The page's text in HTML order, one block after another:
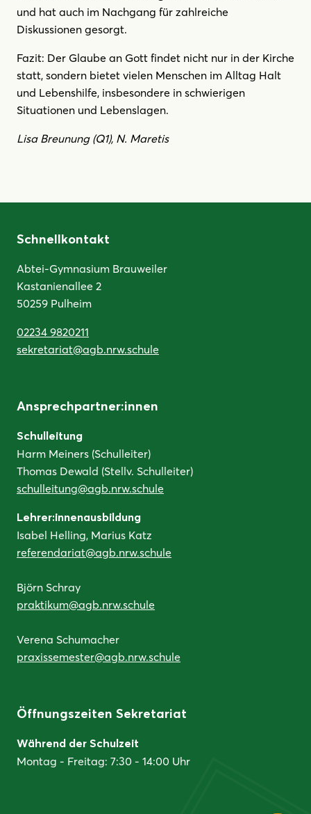
und hat auch im Nachgang für zahlreiche
Diskussionen gesorgt.
Fazit: Der Glaube an Gott findet nicht nur in der Kirche
statt, sondern bietet vielen Menschen im Alltag Halt
und Lebenshilfe, insbesondere in schwierigen
Situationen und Lebenslagen.
Lisa Breunung (Q1), N. Maretis
Schnellkontakt
Abtei-Gymnasium Brauweiler
Kastanienallee 2
50259 Pulheim
02234 9820211
sekretariat@agb.nrw.schule
Ansprechpartner:innen
Schulleitung
Harm Meiners (Schulleiter)
Thomas Dewald (Stellv. Schulleiter)
schulleitung@agb.nrw.schule
Lehrer:innenausbildung
Isabel Helling, Marius Katz
referendariat@agb.nrw.schule
Björn Schray
praktikum@agb.nrw.schule
Verena Schumacher
praxissemester@agb.nrw.schule
Öffnungszeiten Sekretariat
Während der Schulzeit
Montag - Freitag: 7:30 - 14:00 Uhr